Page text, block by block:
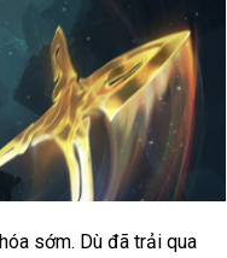
sớm. Dù đã trải qua